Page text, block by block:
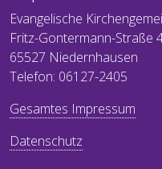
Evangelische
Fritz-Gontermann-Straße
65527 Niedernhausen
Telefon: 06127-2405
Gesamtes Impressum
Datenschutz